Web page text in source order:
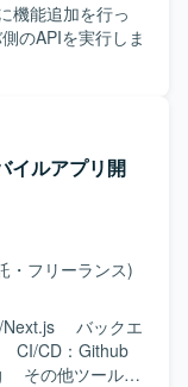
機能追加を行っ
のAPIを実行しま
イルアプリ開
・フリーランス)
Next.js バックエ
CI/CD：Github
その他ツール：